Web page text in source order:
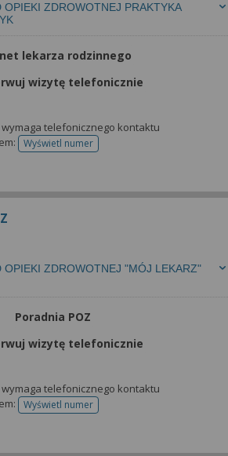
OPIEKI ZDROWOTNEJ PRAKTYKA
lekarza rodzinnego
wizytę telefonicznie
telefonicznego kontaktu
Wyświetl numertelefonu do rejestracji
OPIEKI ZDROWOTNEJ "MÓJ LEKARZ"
Poradnia POZ
wizytę telefonicznie
telefonicznego kontaktu
Wyświetl numertelefonu do rejestracji